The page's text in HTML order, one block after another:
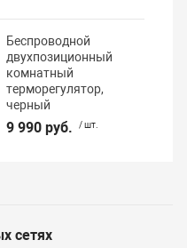
Беспроводной
двухпозиционный
комнатный
терморегулятор,
черный
9 990 руб. / шт.
сетях